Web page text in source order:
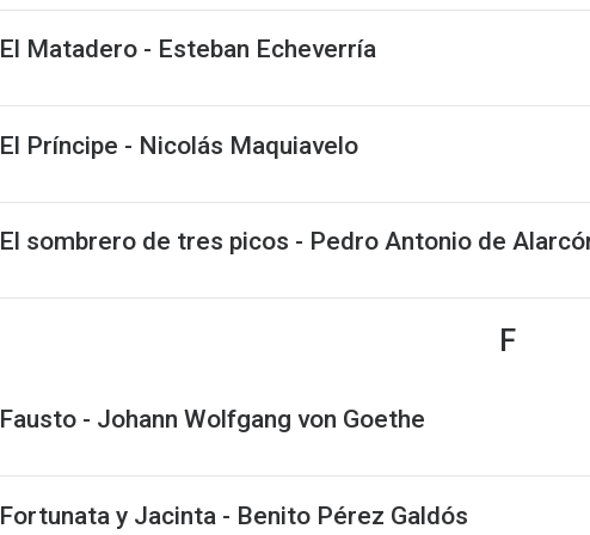
El Matadero - Esteban Echeverría
El Príncipe - Nicolás Maquiavelo
El sombrero de tres picos - Pedro Antonio de
F
Fausto - Johann Wolfgang von Goethe
Fortunata y Jacinta - Benito Pérez Galdós